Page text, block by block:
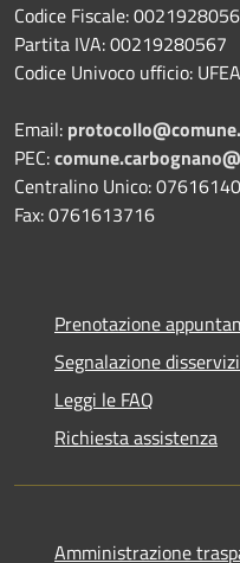
Codice Fiscale:
Partita IVA: 00219280567
Codice Univoco ufficio:
Email:
PEC:
Centralino Unico:
Fax: 0761613716
Prenotazione
Segnalazione
Leggi le FAQ
Richiesta assistenza
Amministrazione